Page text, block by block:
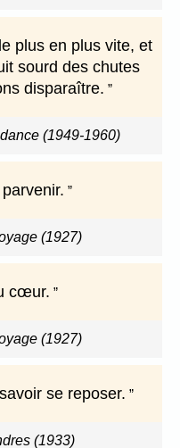
plus en plus vite, et
sourd des chutes
disparaître.
(1949-1960)
(1927)
cœur.
(1927)
se reposer.
(1933)